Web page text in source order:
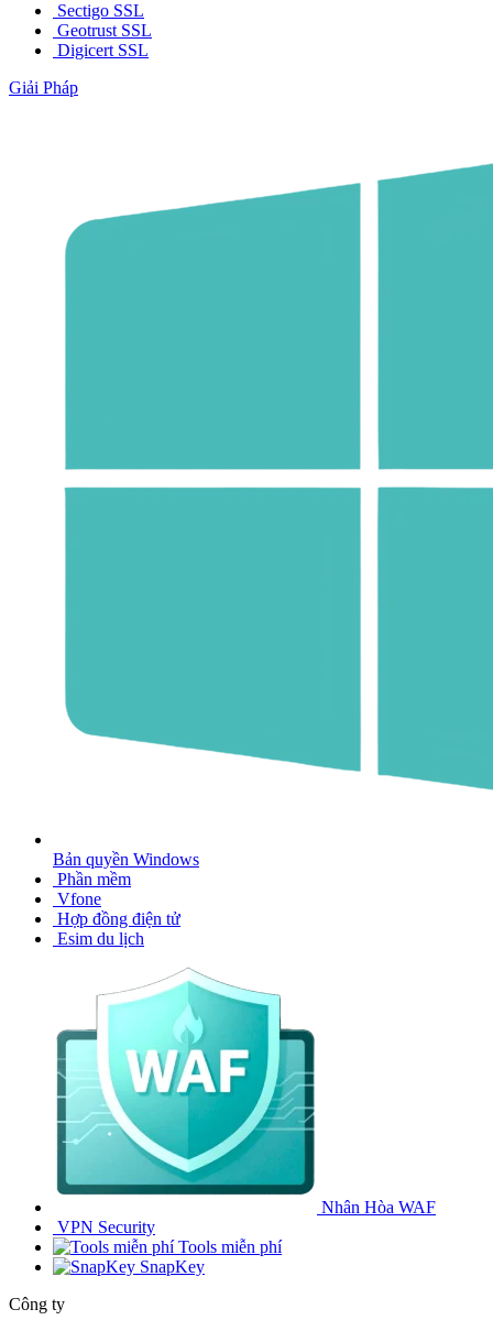
Sectigo SSL
Geotrust SSL
Digicert SSL
Giải Pháp
Bản quyền Windows
Phần mềm
Vfone
Hợp đồng điện tử
Esim du lịch
Nhân Hòa WAF
VPN Security
Tools miễn phí
SnapKey
Công ty